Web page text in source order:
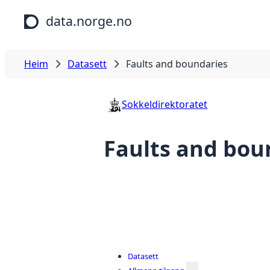
Hopp til hovudinnhald
data.norge.no
Heim Datasett Faults and boundaries
Sokkeldirektoratet
Faults and
Datasett